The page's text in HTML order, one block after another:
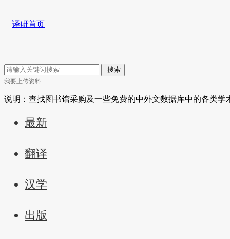
译研首页
搜索
我要上传资料
说明：查找图书馆采购及一些免费的中外文数据库中的各类学
最新
翻译
汉学
出版